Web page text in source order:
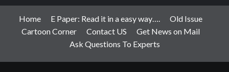
Home E Paper: Read it in a easy way….
Old Issue
Cartoon Corner
Contact US
Get News on Mail
Ask Questions To Experts